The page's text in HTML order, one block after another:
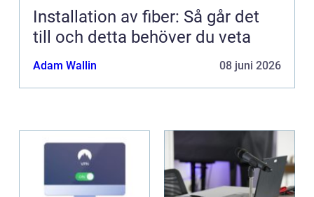
Installation av fiber: Så går det
till och detta behöver du veta
Adam Wallin 08 juni 2026